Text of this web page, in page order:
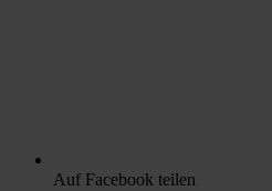
Auf Facebook teilen